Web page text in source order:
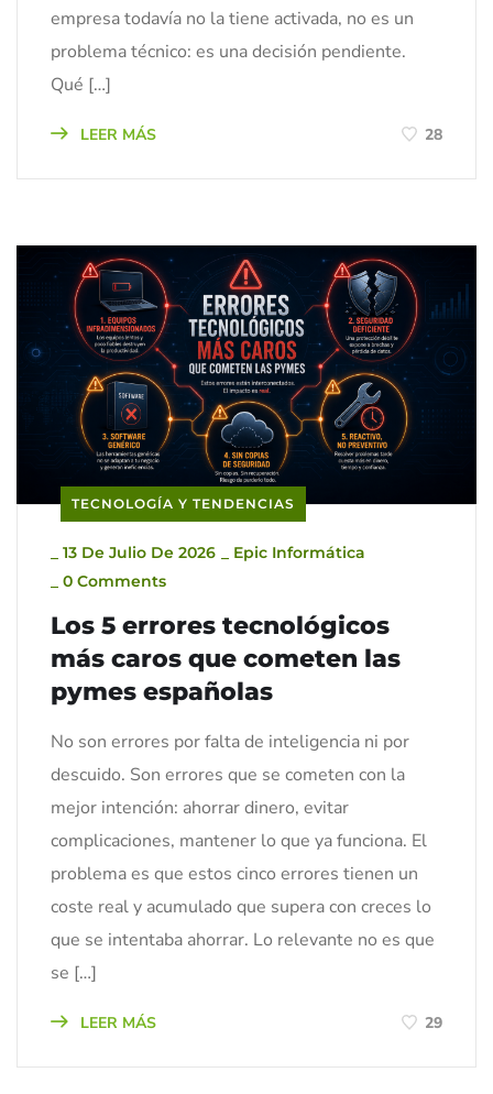
empresa todavía no la tiene activada, no es un
problema técnico: es una decisión pendiente.
Qué […]
LEER MÁS 28
TECNOLOGÍA Y TENDENCIAS
13 De Julio De 2026
Epic Informática
0 Comments
Los 5 errores tecnológicos
más caros que cometen las
pymes españolas
No son errores por falta de inteligencia ni por
descuido. Son errores que se cometen con la
mejor intención: ahorrar dinero, evitar
complicaciones, mantener lo que ya funciona. El
problema es que estos cinco errores tienen un
coste real y acumulado que supera con creces lo
que se intentaba ahorrar. Lo relevante no es que
se […]
LEER MÁS 29